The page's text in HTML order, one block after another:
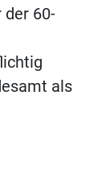
der 60-
als